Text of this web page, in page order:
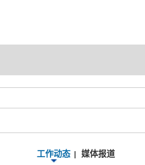
工作动态 媒体报道